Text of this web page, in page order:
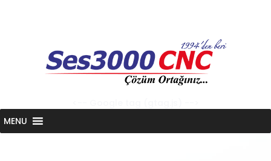
content
MENU